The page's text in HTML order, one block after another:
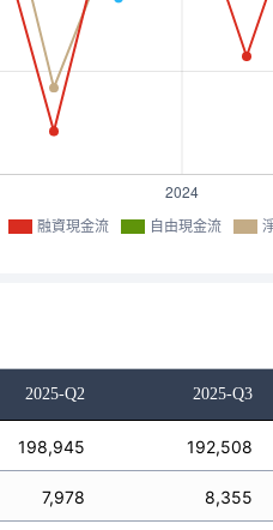
融資現金流 自由現金流
2025-Q2 2025-Q3
198,945 192,508
7,978 8,355